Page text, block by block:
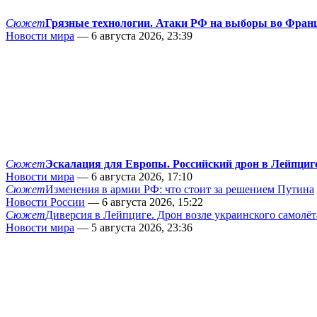
СюжетГрязные технологии. Атаки РФ на выборы во
Новости мира — 6 августа 2026, 23:39
СюжетЭскалация для Европы. Российский дрон в
Новости мира — 6 августа 2026, 17:10
СюжетИзменения в армии РФ: что стоит за решением Путина
Новости России — 6 августа 2026, 15:22
СюжетДиверсия в Лейпциге. Дрон возле украинского
Новости мира — 5 августа 2026, 23:36